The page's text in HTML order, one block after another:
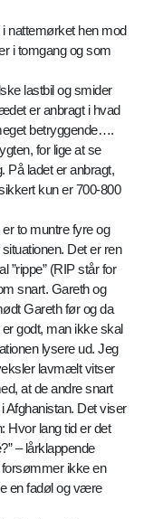
nattemørket hen mod
i tomgang og som
lastbil og smider
er anbragt i hvad
betryggende….
for lige at se
På ladet er anbragt,
kun er 700-800
to muntre fyre og
Det er ren
”rippe” (RIP står for
snart. Gareth og
Gareth før og da
godt, man ikke skal
lysere ud. Jeg
lavmælt vitser
at de andre snart
Afghanistan. Det viser
Hvor lang tid er det
– lårklappende
ikke en
en fadøl og være